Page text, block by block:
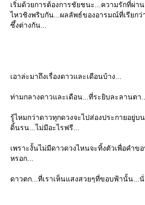
เริ่มด้วยการต้องการชัยชนะ...ความรักที่ผ่า
ไหวชิงพริบกัน...ผลลัพธ์ของอารมณ์ที่เรียกว่
ซึ้งต่างกัน...
เอาล่ะมาถึงเรื่องดาวและเดือนบ้าง...
ท่ามกลางดาวและเดือน...ที่ระยิบละลานตา
รู้ไหมกว่าดาวทุกดวงจะไปส่องประกายอยู่บ
ดิ้นรน...ไม่มีอะไรฟรี...
เพราะงั้นไม่มีดาวดวงไหนจะทิ้งตัวเพื่อคำข
หรอก...
ดาวตก...ที่เราเห็นแสงสวยๆที่ขอบฟ้านั้น...